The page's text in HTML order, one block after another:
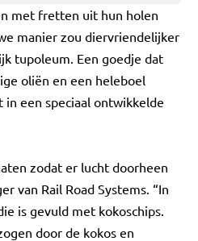
met fretten uit hun holen
manier zou diervriendelijker
tupoleum. Een goedje dat
oliën en een heleboel
een speciaal ontwikkelde
zodat er lucht doorheen
van Rail Road Systems. “In
is gevuld met kokoschips.
door de kokos en